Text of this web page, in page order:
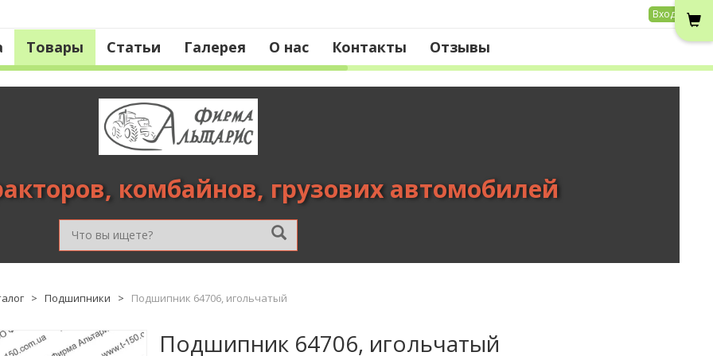
Вход
Товары Статьи Галерея О нас Контакты Отзывы
комбайнов, грузових автомобилей
> Подшипники > Подшипник 64706, игольчатый
Подшипник 64706, игольчатый